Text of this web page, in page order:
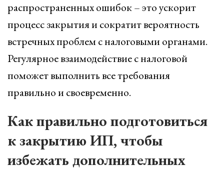
распространенных ошибок – это ускорит
процесс закрытия и сократит вероятность
встречных проблем с налоговыми органами.
Регулярное взаимодействие с налоговой
поможет выполнить все требования
правильно и своевременно.
Как правильно подготовиться
к закрытию ИП, чтобы
избежать дополнительных